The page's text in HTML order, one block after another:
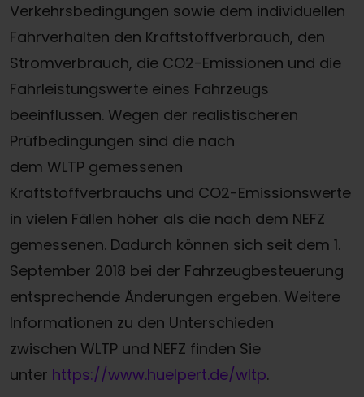
Verkehrsbedingungen sowie dem individuellen
Fahrverhalten den Kraftstoffverbrauch, den
Stromverbrauch, die CO2-Emissionen und die
Fahrleistungswerte eines Fahrzeugs
beeinflussen. Wegen der realistischeren
Prüfbedingungen sind die nach
dem WLTP gemessenen
Kraftstoffverbrauchs und CO2-Emissionswerte
in vielen Fällen höher als die nach dem NEFZ
gemessenen. Dadurch können sich seit dem 1.
September 2018 bei der Fahrzeugbesteuerung
entsprechende Änderungen ergeben. Weitere
Informationen zu den Unterschieden
zwischen WLTP und NEFZ finden Sie
unter https://www.huelpert.de/wltp.